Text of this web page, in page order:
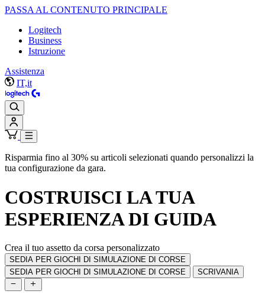
PASSA AL CONTENUTO PRINCIPALE
Logitech
Business
Istruzione
Assistenza
IT,it
Risparmia fino al 30% su articoli selezionati quando personalizzi la
tua configurazione da gara.
COSTRUISCI LA TUA
ESPERIENZA DI GUIDA
Crea il tuo assetto da corsa personalizzato
SEDIA PER GIOCHI DI SIMULAZIONE DI CORSE
SEDIA PER GIOCHI DI SIMULAZIONE DI CORSE
SCRIVANIA